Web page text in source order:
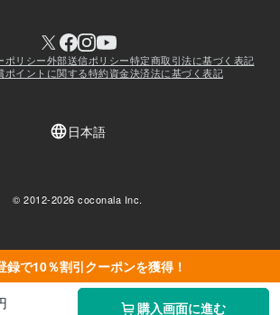
録で10％割引クーポンを獲得！
購入画面に進む